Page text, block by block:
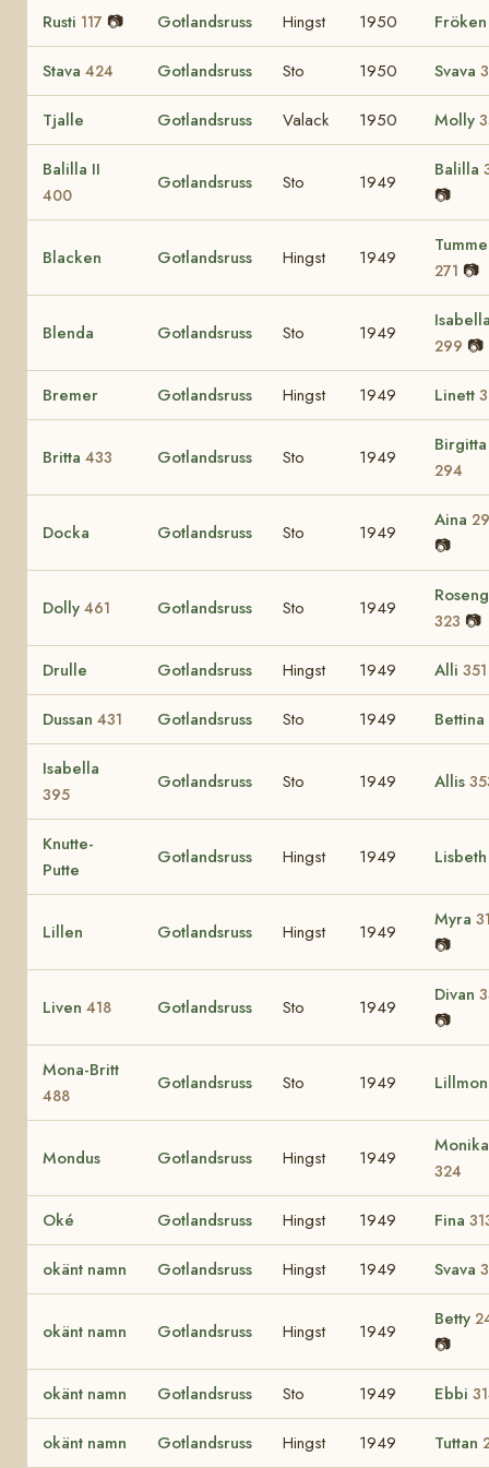
Rusti 117 📷 Gotlandsruss Hingst 1950
Stava 424 Gotlandsruss Sto 1950 Svava
Tjalle Gotlandsruss Valack 1950 Molly
Balilla II
400
Gotlandsruss Sto 1949
Balilla
📷
Blacken Gotlandsruss Hingst 1949
271 📷
Blenda Gotlandsruss Sto 1949
299 📷
Bremer Gotlandsruss Hingst 1949 Linett
Britta 433 Gotlandsruss Sto 1949
Birgitta
294
Docka Gotlandsruss Sto 1949
Aina
📷
Dolly 461 Gotlandsruss Sto 1949
323 📷
Drulle Gotlandsruss Hingst 1949 Alli 351
Dussan 431 Gotlandsruss Sto 1949 Bettina
Isabella
395
Gotlandsruss Sto 1949 Allis
Knutte-
Putte
Gotlandsruss Hingst 1949
Lillen Gotlandsruss Hingst 1949
Myra
📷
Liven 418 Gotlandsruss Sto 1949
Divan
📷
Mona-Britt
488
Gotlandsruss Sto 1949
Mondus Gotlandsruss Hingst 1949
Monika
324
Oké Gotlandsruss Hingst 1949 Fina
okänt namn Gotlandsruss Hingst 1949 Svava
okänt namn Gotlandsruss Hingst 1949
Betty
📷
okänt namn Gotlandsruss Sto 1949 Ebbi
okänt namn Gotlandsruss Hingst 1949 Tuttan